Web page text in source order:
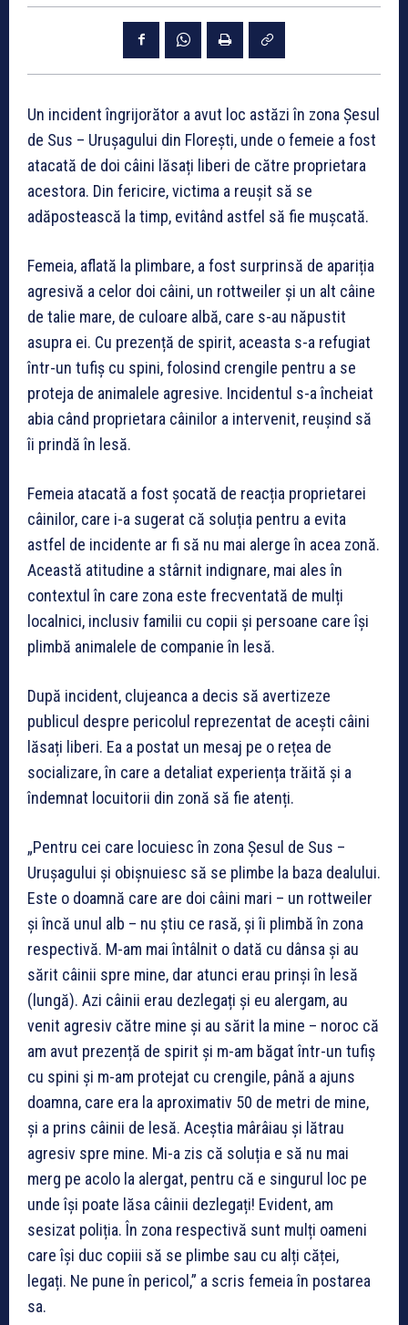
Un incident îngrijorător a avut loc astăzi în zona Șesul
de Sus – Urușagului din Florești, unde o femeie a fost
atacată de doi câini lăsați liberi de către proprietara
acestora. Din fericire, victima a reușit să se
adăpostească la timp, evitând astfel să fie mușcată.
Femeia, aflată la plimbare, a fost surprinsă de apariția
agresivă a celor doi câini, un rottweiler și un alt câine
de talie mare, de culoare albă, care s-au năpustit
asupra ei. Cu prezență de spirit, aceasta s-a refugiat
într-un tufiș cu spini, folosind crengile pentru a se
proteja de animalele agresive. Incidentul s-a încheiat
abia când proprietara câinilor a intervenit, reușind să
îi prindă în lesă.
Femeia atacată a fost șocată de reacția proprietarei
câinilor, care i-a sugerat că soluția pentru a evita
astfel de incidente ar fi să nu mai alerge în acea zonă.
Această atitudine a stârnit indignare, mai ales în
contextul în care zona este frecventată de mulți
localnici, inclusiv familii cu copii și persoane care își
plimbă animalele de companie în lesă.
După incident, clujeanca a decis să avertizeze
publicul despre pericolul reprezentat de acești câini
lăsați liberi. Ea a postat un mesaj pe o rețea de
socializare, în care a detaliat experiența trăită și a
îndemnat locuitorii din zonă să fie atenți.
„Pentru cei care locuiesc în zona Șesul de Sus –
Urușagului și obișnuiesc să se plimbe la baza dealului.
Este o doamnă care are doi câini mari – un rottweiler
și încă unul alb – nu știu ce rasă, și îi plimbă în zona
respectivă. M-am mai întâlnit o dată cu dânsa și au
sărit câinii spre mine, dar atunci erau prinși în lesă
(lungă). Azi câinii erau dezlegați și eu alergam, au
venit agresiv către mine și au sărit la mine – noroc că
am avut prezență de spirit și m-am băgat într-un tufiș
cu spini și m-am protejat cu crengile, până a ajuns
doamna, care era la aproximativ 50 de metri de mine,
și a prins câinii de lesă. Aceștia mârâiau și lătrau
agresiv spre mine. Mi-a zis că soluția e să nu mai
merg pe acolo la alergat, pentru că e singurul loc pe
unde își poate lăsa câinii dezlegați! Evident, am
sesizat poliția. În zona respectivă sunt mulți oameni
care își duc copiii să se plimbe sau cu alți căței,
legați. Ne pune în pericol,” a scris femeia în postarea
sa.